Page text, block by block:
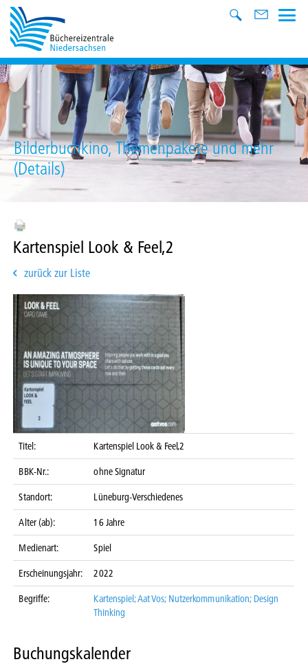
Bilderbuchkino, Themenpakete und mehr
(Details)
Kartenspiel Look & Feel,2
zurück zur Liste
Titel: Kartenspiel Look & Feel,2
BBK-Nr.: ohne Signatur
Standort: Lüneburg-Verschiedenes
Alter (ab): 16 Jahre
Medienart: Spiel
Erscheinungsjahr: 2022
Begriffe:
Kartenspiel; Aat Vos; Nutzerkommunikation; Design
Thinking
Buchungskalender